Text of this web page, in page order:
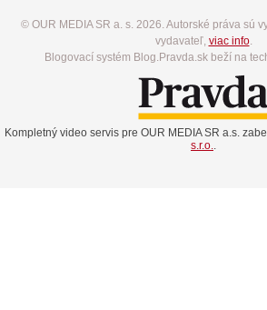
© OUR MEDIA SR a. s. 2026. Autorské práva sú
vydavateľ, viac info.
Blogovací systém Blog.Pravda.sk beží na
Kompletný video servis pre OUR MEDIA SR a.s.
s.r.o.